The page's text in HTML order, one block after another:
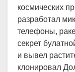
космических
разработал
телефоны,
секрет
и вывел
клонировал